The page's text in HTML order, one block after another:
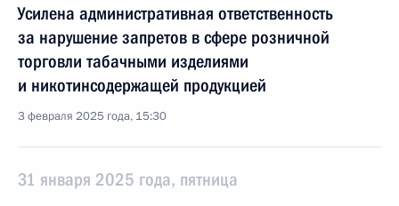
Усилена административная ответственность
за нарушение запретов в сфере розничной
торговли табачными изделиями
и никотинсодержащей продукцией
3 февраля 2025 года, 15:30
31 января 2025 года, пятница